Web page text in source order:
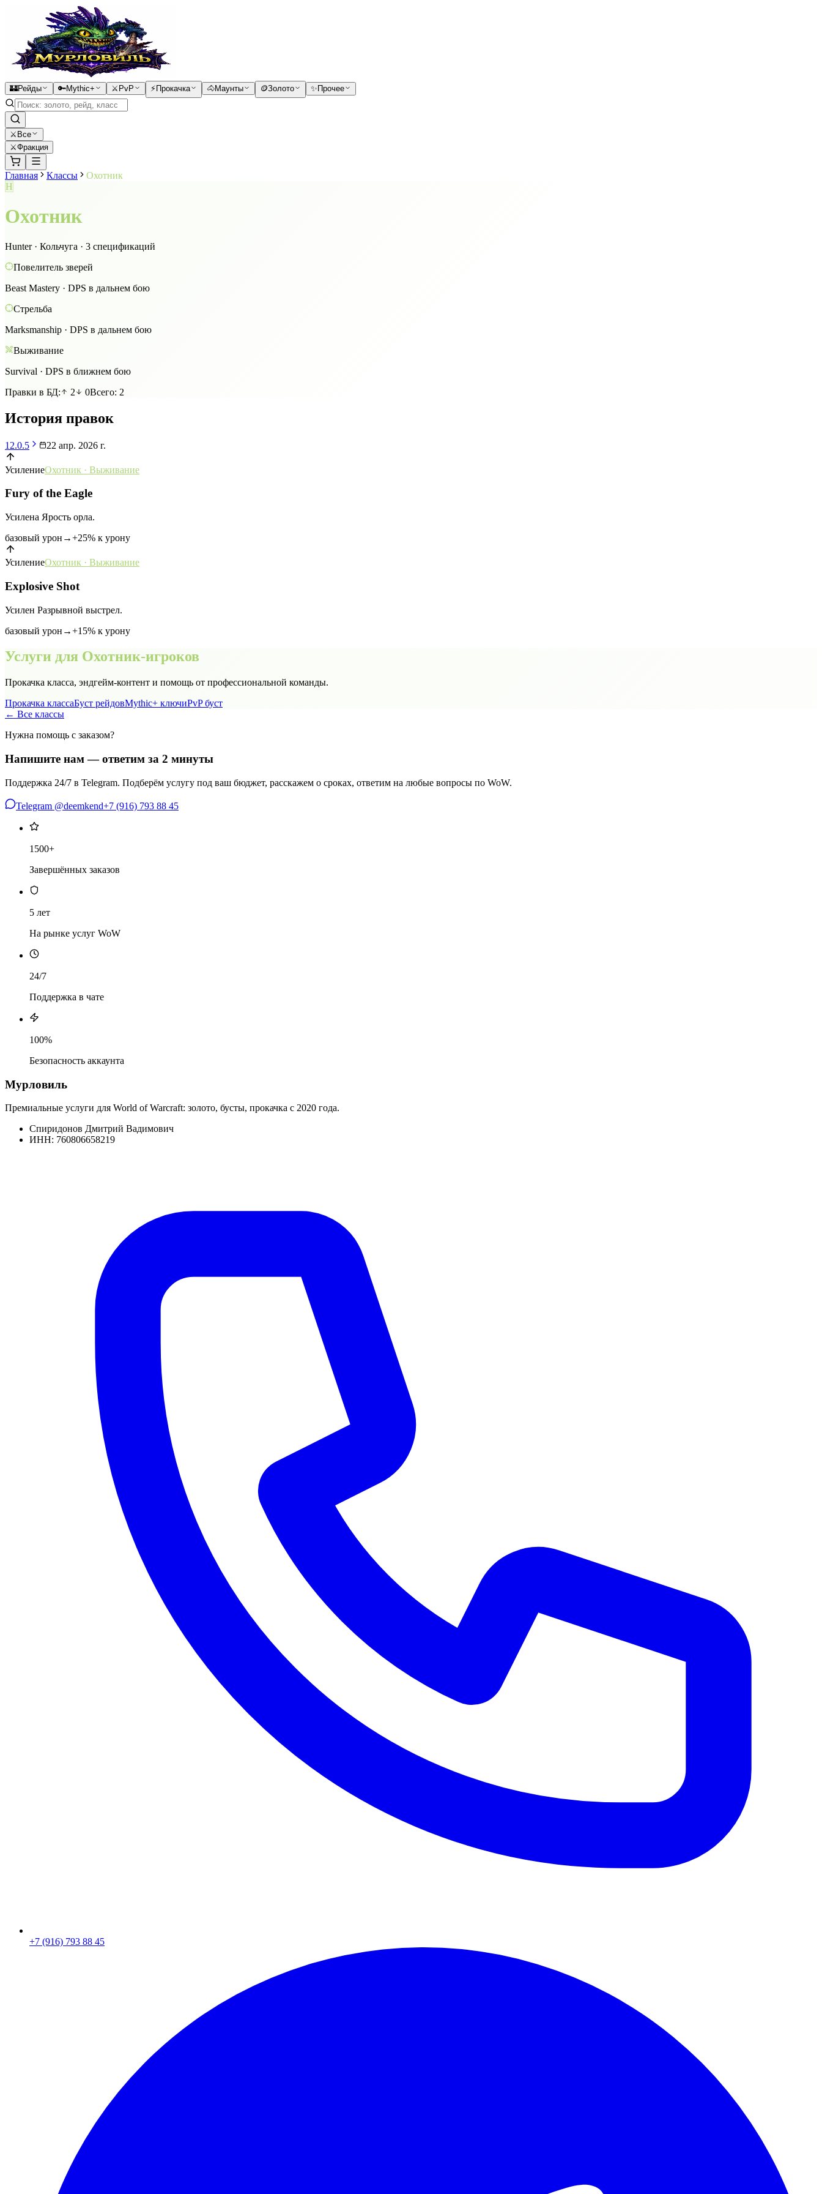
🏰Рейды 🔑Mythic+ ⚔️ PvP ⚡ Прокачка 🐴Маунты 🪙Золото ✨ Прочее
⚔ Все
⚔️Фракция
Главная Классы
Охотник
H
Охотник
Hunter· Кольчуга · 3 спецификаций
Повелитель зверей
Beast Mastery · DPS в дальнем бою
Стрельба
Marksmanship · DPS в дальнем бою
Выживание
Survival · DPS в ближнем бою
Правки в БД:
2 0Всего: 2
История правок
12.0.5 22 апр. 2026 г.
УсилениеОхотник · Выживание
Fury of the Eagle
Усилена Ярость орла.
базовый урон →+25% к урону
УсилениеОхотник · Выживание
Explosive Shot
Усилен Разрывной выстрел.
базовый урон →+15% к урону
Услуги для Охотник-игроков
Прокачка класса, эндгейм-контент и помощь от профессиональной команды.
Прокачка классаБуст рейдовMythic+ ключиPvP буст
← Все классы
Нужна помощь с заказом?
Напишите нам — ответим за 2 минуты
Поддержка 24/7 в Telegram. Подберём услугу под ваш бюджет, расскажем о сроках, ответим на любые вопросы по WoW.
Telegram @deemkend+7 (916) 793 88 45
1500+
Завершённых заказов
5 лет
На рынке услуг WoW
24/7
Поддержка в чате
100%
Безопасность аккаунта
Мурловиль
Премиальные услуги для World of Warcraft: золото, бусты, прокачка с 2020 года.
Спиридонов Дмитрий Вадимович
ИНН: 760806658219
+7 (916) 793 88 45